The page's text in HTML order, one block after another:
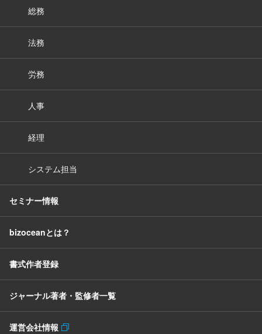
総務
法務
労務
人事
経理
システム担当
セミナー情報
bizoceanとは？
書式作者登録
ジャーナル著者・監修者一覧
運営会社情報